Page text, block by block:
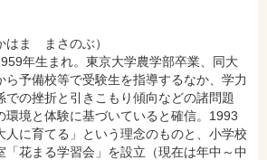
はま まさのぶ）
年生まれ。東京大学農学部卒業、同大
ら予備校等で受験生を指導するなか、学力
での挫折と引きこもり傾向などの諸問題
環境と体験に基づいていると確信。1993
人に育てる」という理念のものと、小学校
「花まる学習会」を設立（現在は年中～中
Honya Club.comで購入
ヨドバシ.comで購入